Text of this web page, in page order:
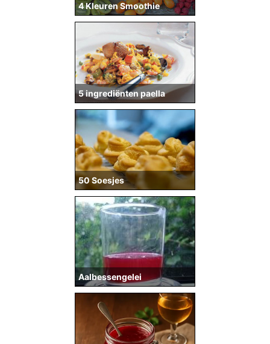
4 Kleuren Smoothie
5 ingrediënten paella
50 Soesjes
Aalbessengelei